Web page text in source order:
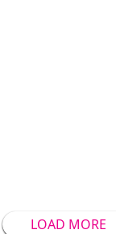
LOAD MORE